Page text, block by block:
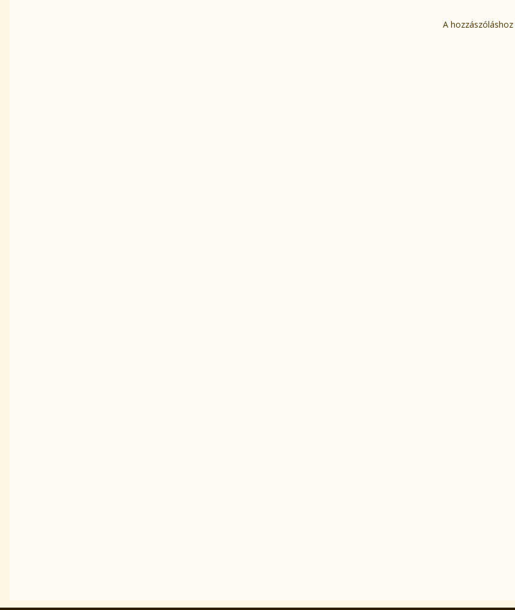
A hozzászóláshoz